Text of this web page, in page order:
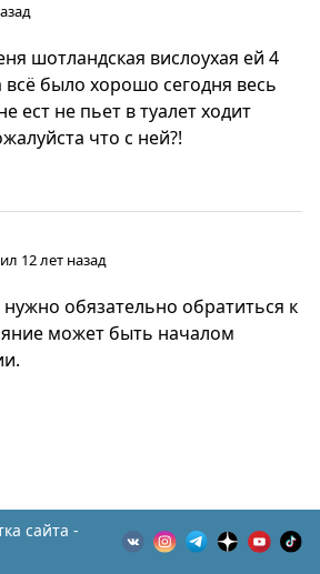
шотландская вислоухая ей 4
всё было хорошо сегодня весь
ест не пьет в туалет ходит
что с ней?!
12 лет назад
обязательно обратиться к
может быть началом
сайта -